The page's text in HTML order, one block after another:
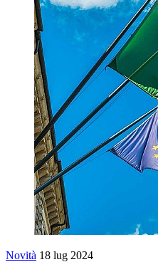
Novità 18 lug 2024